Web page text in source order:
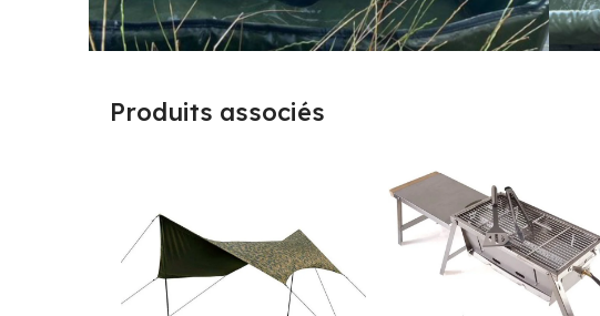
Produits associés